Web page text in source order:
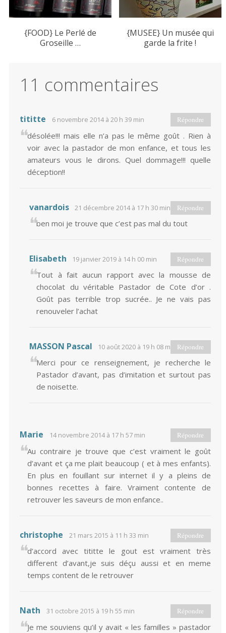
{FOOD} Le Perlé de
Groseille …
{MUSEE} Un musée qui
garde la frite !
11 commentaires
tititte 6 novembre 2014 à 20 h 39 min
désolée!!! mais elle n’a pas le même goût . Rien à
voir avec la pastador de mon enfance, et tous les
amateurs vous le dirons. Quel dommage!!! quelle
déception!!
Répondre
vanardois 21 décembre 2014 à 17 h 30 min
ben moi je trouve que c’est pas mal du tout
Répondre
Elisabeth 19 janvier 2019 à 14 h 00 min
Tout à fait aucun rapport avec la mousse de
chocolat du véritable Pastador de Cote d’or .
Goût pas terrible trop sucrée.. Je ne vais pas
renouveler l’achat
Répondre
MASSON Pascal 10 août 2020 à 19 h 08 min
Merci pour ce renseignement, je recherche le
Pastador d’avant, pas d’imitation et surtout pas
de noisette.
Répondre
Marie 14 novembre 2014 à 17 h 57 min
Au contraire je trouve que c’est vraiment le goût
d’avant et ça me plait beaucoup ( et à mes enfants).
En plus en fouillant sur internet il y a pleins de
bonnes recettes à faire. Vraiment contente de
retrouver les saveurs de mon enfance..
Répondre
christophe 21 mars 2015 à 11 h 33 min
d’accord avec tititte le gout est vraiment très
different d’avant,je suis déçu aussi et en meme
temps content de le retrouver
Répondre
Nath 31 octobre 2015 à 19 h 55 min
Je me souviens qu’il y avait « les familles » pastador
Répondre